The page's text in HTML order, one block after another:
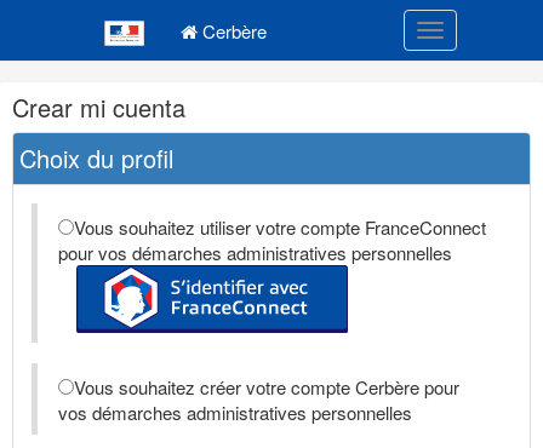
Cerbère Toggle
Navigation
et
outils
annexes
Crear mi cuenta
Choix du profil
Vous souhaitez utiliser votre compte FranceConnect
pour vos démarches administratives personnelles
Vous souhaitez créer votre compte Cerbère pour
vos démarches administratives personnelles